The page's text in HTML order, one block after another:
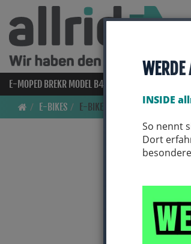
INSIDE
So nennt
Dort
E-MOPED BREKR MODEL B4000
E-BIKES
E-BIKES/ TOUREN/ TREKKING/